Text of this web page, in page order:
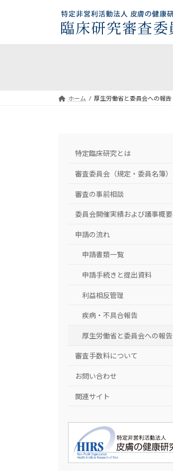
ホーム 厚生労働省と委員会への報告
特定臨床研究とは
審査委員会（規定・委員名簿）
審査の事前相談
委員会開催実績および議事概要
申請の流れ
申請書類一覧
申請手続きと提出資料
利益相反管理
疾病・不具合報告
厚生労働省と委員会への報告
審査手数料について
お問い合わせ
関連サイト